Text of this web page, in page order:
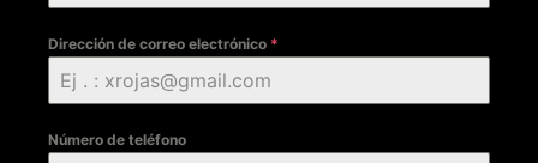
Dirección de correo electrónico *
Número de teléfono